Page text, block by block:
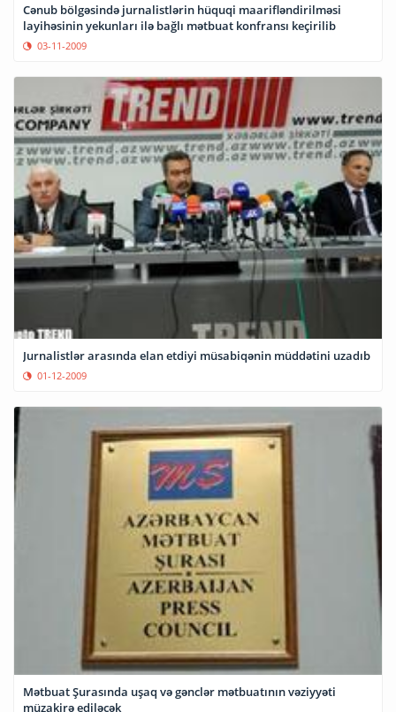
Cənub bölgəsində jurnalistlərin hüquqi maarifləndirilməsi
layihəsinin yekunları ilə bağlı mətbuat konfransı keçirilib
03-11-2009
Jurnalistlər arasında elan etdiyi müsabiqənin müddətini uzadıb
01-12-2009
Mətbuat Şurasında uşaq və gənclər mətbuatının vəziyyəti
müzakirə ediləcək